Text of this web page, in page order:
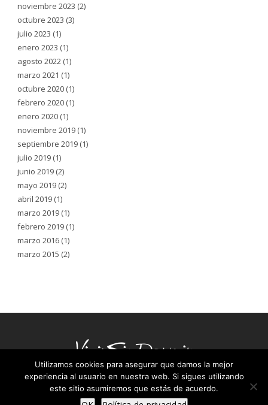
noviembre 2023 (2)
octubre 2023 (3)
julio 2023 (1)
enero 2023 (1)
agosto 2022 (1)
marzo 2021 (1)
octubre 2020 (1)
febrero 2020 (1)
enero 2020 (1)
noviembre 2019 (1)
septiembre 2019 (1)
julio 2019 (1)
junio 2019 (2)
mayo 2019 (2)
abril 2019 (1)
marzo 2019 (1)
febrero 2019 (1)
marzo 2016 (1)
marzo 2015 (2)
COPYRIGHT ©2025
VIVIR SIN DORMIR |AVISO LEGAL| DISEÑO WEB:
Utilizamos cookies para asegurar que damos la mejor
experiencia al usuario en nuestra web. Si sigues utilizando
este sitio asumiremos que estás de acuerdo.